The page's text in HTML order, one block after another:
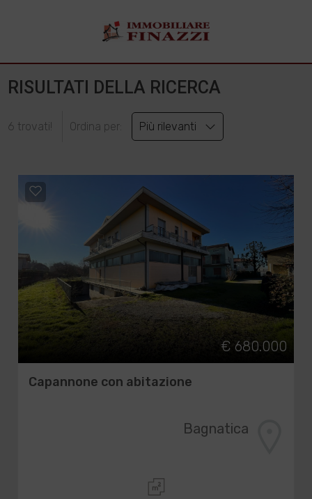
RISULTATI DELLA RICERCA
6 trovati! Ordina per: Più rilevanti
€ 680.000
Capannone con abitazione
Bagnatica